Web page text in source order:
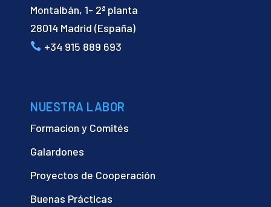
Montalbán, 1- 2ª planta
28014 Madrid (España)
+34 915 889 693
NUESTRA LABOR
Formacion y Comités
Galardones
Proyectos de Cooperación
Buenas Prácticas